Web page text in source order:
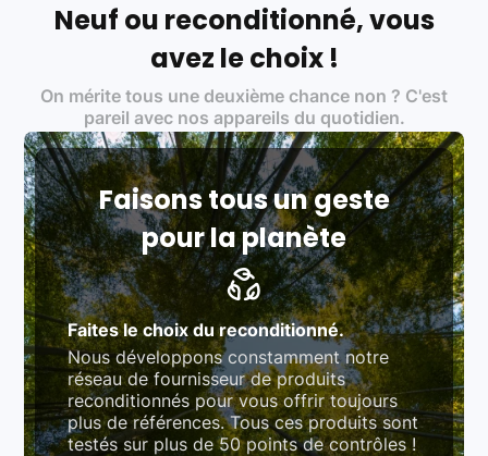
Labels environnementaux & qualité de nos partenaires
traitement des déchets électroniques (DEEE)
Produits testés et vérifiés selon des standards
rigoureux (80 à 100 points de contrôle en
fonction des produits)
Respect des normes RAEE, RoHS, et du
référentiel QualiRepar (bonus réparation)
Neuf ou reconditionné, vous
avez le choix !
On mérite tous une deuxième chance non ? C'est
pareil avec nos appareils du quotidien.
Faisons tous un geste
pour la planète
Faites le choix du reconditionné.
Nous développons constamment notre
réseau de fournisseur de produits
reconditionnés pour vous offrir toujours
plus de références. Tous ces produits sont
testés sur plus de 50 points de contrôles !